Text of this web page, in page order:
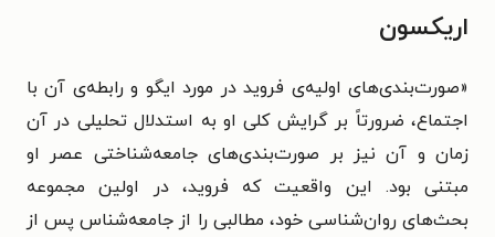
اریکسون
«صورت‌بندی‌های اولیه‌ی فروید در مورد ایگو و رابطه‌ی آن با
اجتماع، ضرورتاً بر گرایش کلی او به استدلال تحلیلی در آن
زمان و آن نیز بر صورت‌بندی‌های جامعه‌شناختی عصر او
مبتنی بود. این واقعیت که فروید، در اولین مجموعه
بحث‌های روان‌شناسی خود، مطالبی را از جامعه‌شناس پس از